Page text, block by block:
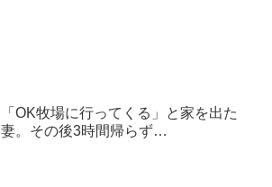
「OK牧場に行ってくる」と家を出た
妻。その後3時間帰らず…